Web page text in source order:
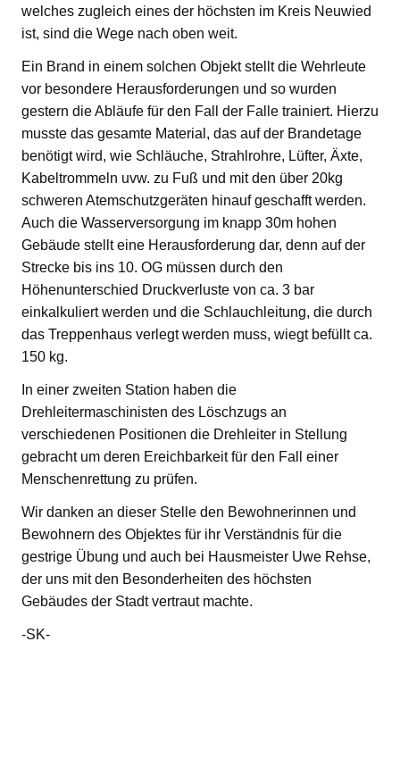
welches zugleich eines der höchsten im Kreis Neuwied
ist, sind die Wege nach oben weit.
Ein Brand in einem solchen Objekt stellt die Wehrleute
vor besondere Herausforderungen und so wurden
gestern die Abläufe für den Fall der Falle trainiert. Hierzu
musste das gesamte Material, das auf der Brandetage
benötigt wird, wie Schläuche, Strahlrohre, Lüfter, Äxte,
Kabeltrommeln uvw. zu Fuß und mit den über 20kg
schweren Atemschutzgeräten hinauf geschafft werden.
Auch die Wasserversorgung im knapp 30m hohen
Gebäude stellt eine Herausforderung dar, denn auf der
Strecke bis ins 10. OG müssen durch den
Höhenunterschied Druckverluste von ca. 3 bar
einkalkuliert werden und die Schlauchleitung, die durch
das Treppenhaus verlegt werden muss, wiegt befüllt ca.
150 kg.
In einer zweiten Station haben die
Drehleitermaschinisten des Löschzugs an
verschiedenen Positionen die Drehleiter in Stellung
gebracht um deren Ereichbarkeit für den Fall einer
Menschenrettung zu prüfen.
Wir danken an dieser Stelle den Bewohnerinnen und
Bewohnern des Objektes für ihr Verständnis für die
gestrige Übung und auch bei Hausmeister Uwe Rehse,
der uns mit den Besonderheiten des höchsten
Gebäudes der Stadt vertraut machte.
-SK-